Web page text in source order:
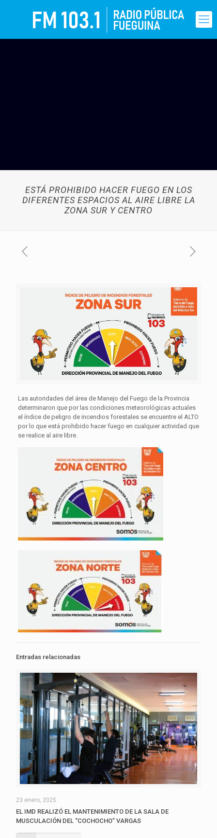
ESTÁ PROHIBIDO HACER FUEGO EN LOS
DIFERENTES ESPACIOS AL AIRE LIBRE LA
ZONA SUR Y CENTRO
Las autoridades del área de Manejo del Fuego de la Provincia
determinaron que por las condiciones meteorológicas actuales
el índice de peligro de incendios forestales se encuentre el ALTO
por lo que está prohibido hacer fuego en cualquier actividad que
se realice al aire libre.
Entradas relacionadas
23 enero, 2025
EL IMD REALIZÓ EL MANTENIMIENTO DE LA SALA DE
MUSCULACIÓN DEL “COCHOCHO” VARGAS